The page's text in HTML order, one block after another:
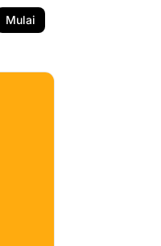
Mulai